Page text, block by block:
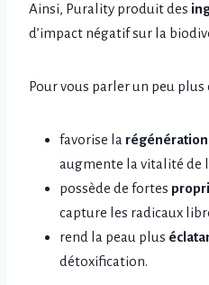
Ainsi, Purality produit des
d’impact négatif sur la
Pour vous parler un peu plus
favorise la
augmente la vitalité de
possède de fortes
capture les radicaux
rend la peau plus
détoxification.